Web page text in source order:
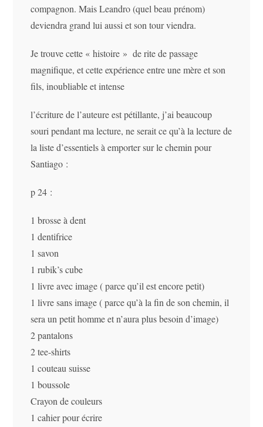
compagnon. Mais Leandro (quel beau prénom)
deviendra grand lui aussi et son tour viendra.
Je trouve cette « histoire » de rite de passage
magnifique, et cette expérience entre une mère et son
fils, inoubliable et intense
l’écriture de l’auteure est pétillante, j’ai beaucoup
souri pendant ma lecture, ne serait ce qu’à la lecture de
la liste d’essentiels à emporter sur le chemin pour
Santiago :
p 24 :
1 brosse à dent
1 dentifrice
1 savon
1 rubik’s cube
1 livre avec image ( parce qu’il est encore petit)
1 livre sans image ( parce qu’à la fin de son chemin, il
sera un petit homme et n’aura plus besoin d’image)
2 pantalons
2 tee-shirts
1 couteau suisse
1 boussole
Crayon de couleurs
1 cahier pour écrire